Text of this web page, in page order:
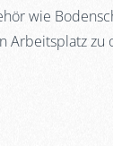
wie
Arbeitsplatz